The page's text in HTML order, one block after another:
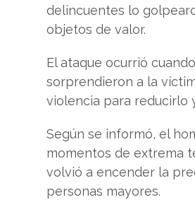
delincuentes lo
objetos de valor.
El ataque ocurrió
sorprendieron a la
violencia para reducirlo
Según se informó, el
momentos de extrema
volvió a encender la
personas mayores.